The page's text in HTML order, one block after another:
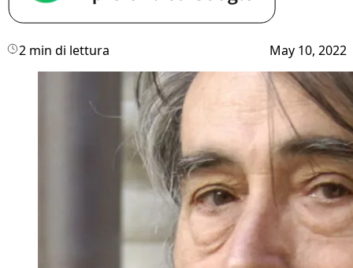
2 min di lettura May 10, 2022